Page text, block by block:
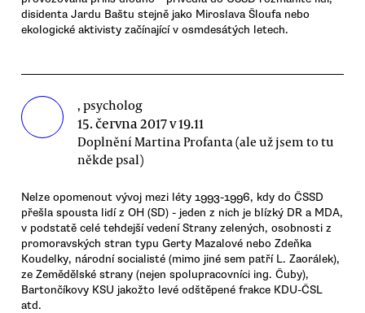
disidenta Jardu Baštu stejně jako Miroslava Šloufa nebo
ekologické aktivisty začínající v osmdesátých letech.
, psycholog
15. června 2017 v 19.11
Doplnění Martina Profanta (ale už jsem to tu
někde psal)
Nelze opomenout vývoj mezi léty 1993-1996, kdy do ČSSD
přešla spousta lidí z OH (SD) - jeden z nich je blízký DR a MDA,
v podstatě celé tehdejší vedení Strany zelených, osobnosti z
promoravských stran typu Gerty Mazalové nebo Zdeňka
Koudelky, národní socialisté (mimo jiné sem patří L. Zaorálek),
ze Zemědělské strany (nejen spolupracovníci ing. Čuby),
Bartončíkovy KSU jakožto levé odštěpené frakce KDU-ČSL
atd.